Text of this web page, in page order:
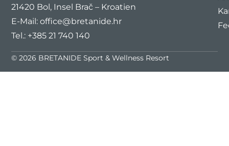
21420 Bol, Insel Brač – Kroatien
E-Mail:office@bretanide.hr
Tel.: +385 21 740 140
© 2026 BRETANIDE Sport & Wellness Resort